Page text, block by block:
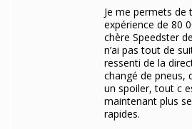
Je me permets
expérience de 80
chère Speedster
n’ai pas tout de
ressenti de la
changé de pneus,
un spoiler, tout c
maintenant plus
rapides.